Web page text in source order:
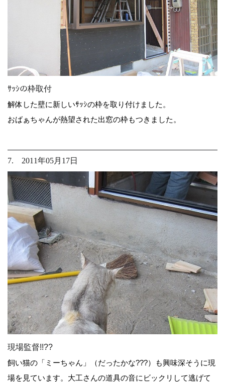
ｻｯｼの枠取付
解体した壁に新しいｻｯｼの枠を取り付けました。
おばぁちゃんが熱望された出窓の枠もつきました。
7. 2011年05月17日
現場監督!!??
飼い猫の「ミーちゃん」（だったかな???）も興味深そうに現
場を見ています。大工さんの道具の音にビックリして逃げて